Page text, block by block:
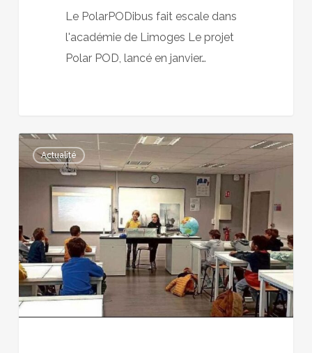
Le PolarPODibus fait escale dans
l'académie de Limoges Le projet
Polar POD, lancé en janvier…
Session
scientifique
CM2
fr
Jean-
de-
la-
Actualité